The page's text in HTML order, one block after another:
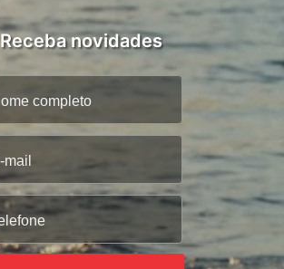
Receba novidades